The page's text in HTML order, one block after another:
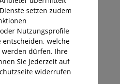
setzen zudem
Nutzungsprofile
entscheiden, welche
werden dürfen. Ihre
Sie jederzeit auf
widerrufen